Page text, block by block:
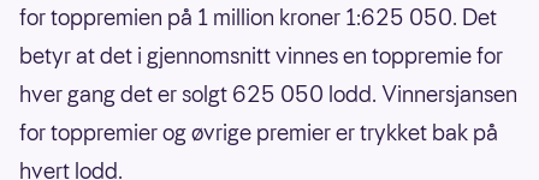
for toppremien på 1 million kroner 1:625 050. Det
betyr at det i gjennomsnitt vinnes en toppremie for
hver gang det er solgt 625 050 lodd. Vinnersjansen
for toppremier og øvrige premier er trykket bak på
hvert lodd.